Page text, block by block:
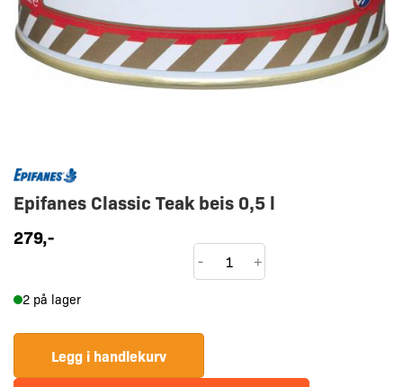
Epifanes Classic Teak beis 0,5 l
279,-
Epifanes
Classic
l
- +
2 på lager
Legg i handlekurv